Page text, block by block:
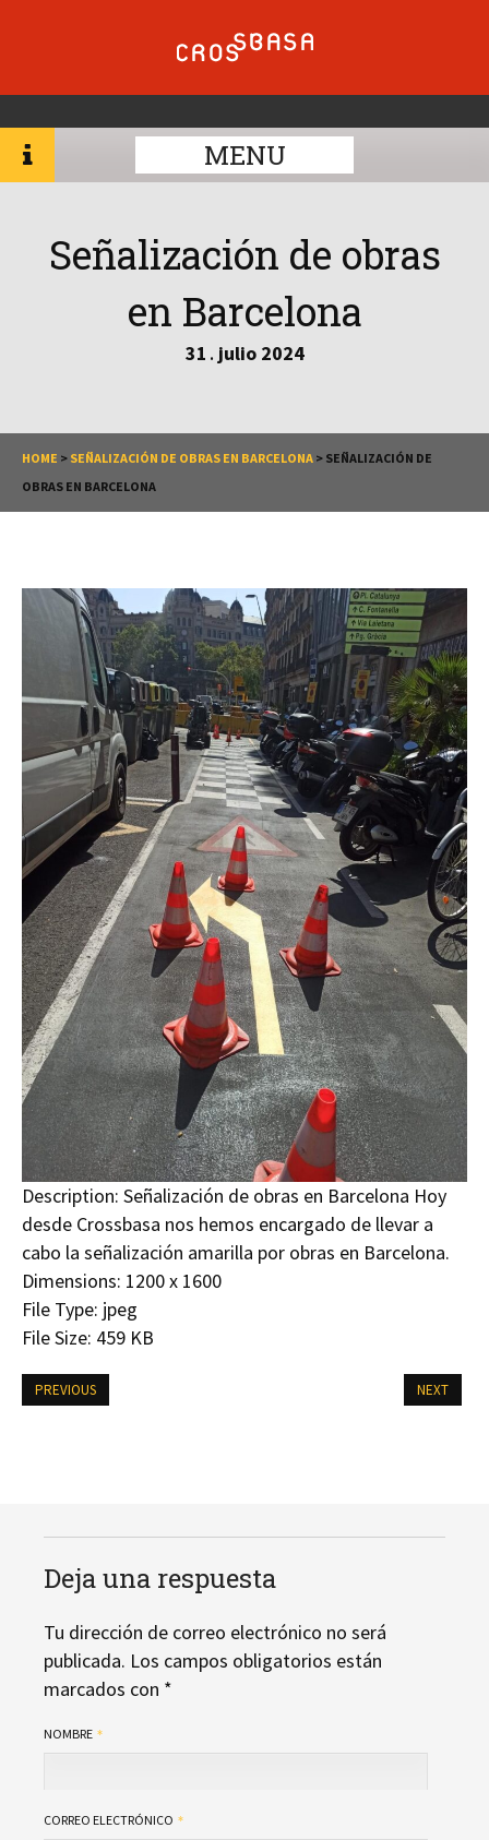
MENU
Señalización de obras
en Barcelona
31 . julio 2024
HOME > SEÑALIZACIÓN DE OBRAS EN BARCELONA > SEÑALIZACIÓN DE
OBRAS EN BARCELONA
Description: Señalización de obras en Barcelona Hoy
desde Crossbasa nos hemos encargado de llevar a
cabo la señalización amarilla por obras en Barcelona.
Dimensions: 1200 x 1600
File Type: jpeg
File Size: 459 KB
PREVIOUS NEXT
Deja una respuesta
Tu dirección de correo electrónico no será
publicada. Los campos obligatorios están
marcados con *
NOMBRE
CORREO ELECTRÓNICO